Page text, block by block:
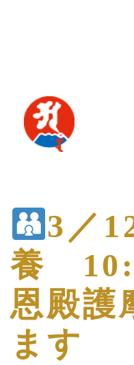
3／
養
恩殿護
ます